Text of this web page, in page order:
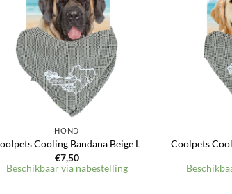
verlanglijst
HOND
Cooling Bandana Beige L
€7,50
Beschikbaar via nabestelling
Coolpets